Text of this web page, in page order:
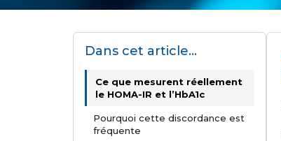
Dans cet article...
Ce que mesurent réellement
le HOMA-IR et l’HbA1c
Pourquoi cette discordance est
fréquente